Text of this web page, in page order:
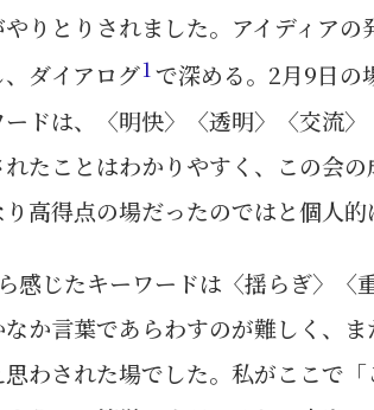
りとりされました。アイディア
ダイアログ1 で深める。2月9日の
ドは、〈明快〉〈透明〉〈交流
たことはわかりやすく、この会
高得点の場だったのではと個人的
感じたキーワードは〈揺らぎ〉〈
か言葉であらわすのが難しく、
わされた場でした。私がここで